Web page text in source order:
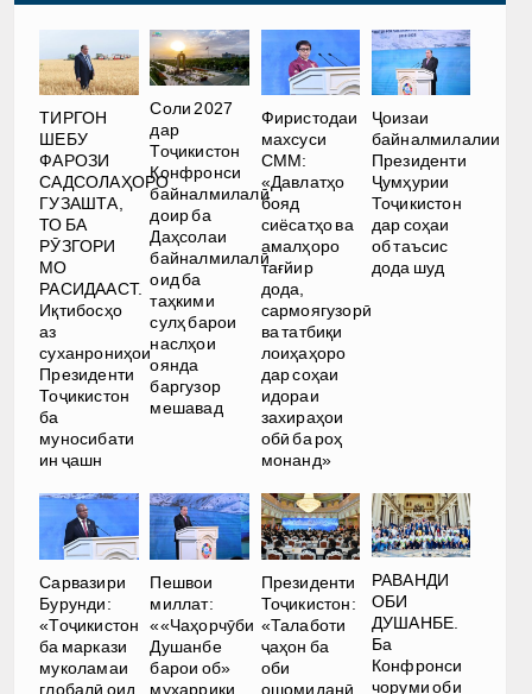
ТИРГОН
ШЕБУ
ФАРОЗИ
САДСОЛАҲОРО
ГУЗАШТА,
ТО БА
РӮЗГОРИ
МО
РАСИДААСТ.
Иқтибосҳо
аз
суханрониҳои
Президенти
Тоҷикистон
ба
муносибати
ин ҷашн
Соли 2027
дар
Тоҷикистон
Конфронси
байналмилалӣ
доир ба
Даҳсолаи
байналмилалӣ
оид ба
таҳкими
сулҳ барои
наслҳои
оянда
баргузор
мешавад
Фиристодаи
махсуси
СММ:
«Давлатҳо
бояд
сиёсатҳо ва
амалҳоро
тағйир
дода,
сармоягузорӣ
ва татбиқи
лоиҳаҳоро
дар соҳаи
идораи
захираҳои
обӣ ба роҳ
монанд»
Ҷоизаи
байналмилалии
Президенти
Ҷумҳурии
Тоҷикистон
дар соҳаи
об таъсис
дода шуд
Сарвазири
Бурунди:
«Тоҷикистон
ба маркази
муколамаи
глобалӣ оид
Пешвои
миллат:
««Чаҳорчӯби
Душанбе
барои об»
муҳаррики
Президенти
Тоҷикистон:
«Талаботи
ҷаҳон ба
оби
ошомиданӣ
РАВАНДИ
ОБИ
ДУШАНБЕ.
Ба
Конфронси
чоруми оби